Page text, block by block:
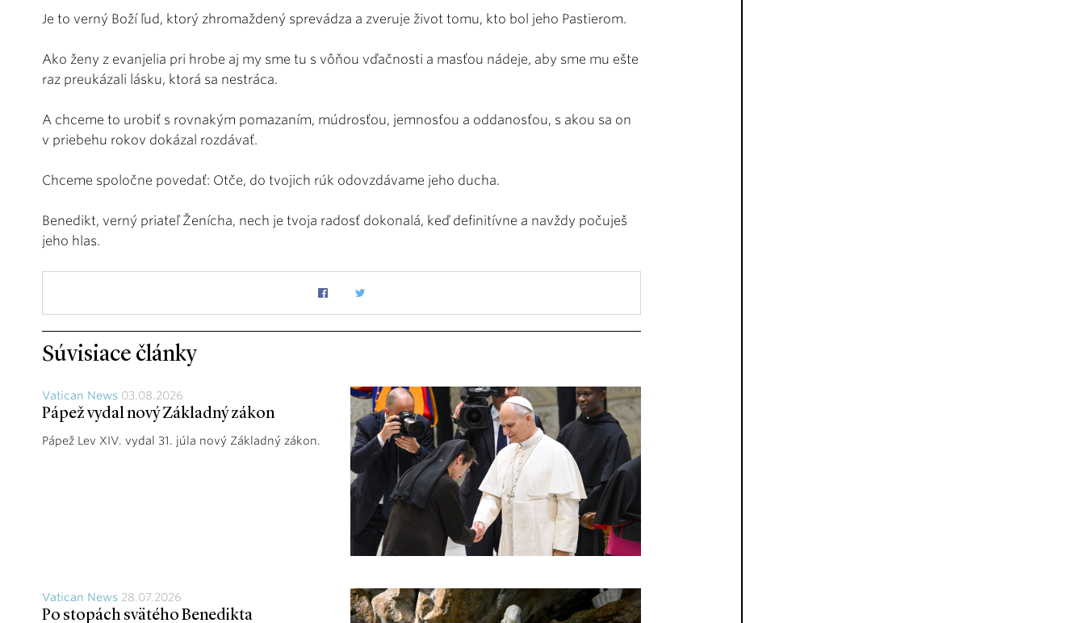
Je to verný Boží ľud, ktorý zhromaždený sprevádza a zveruje život tomu, kto bol jeho Pastierom.
Ako ženy z evanjelia pri hrobe aj my sme tu s vôňou vďačnosti a masťou nádeje, aby sme mu ešte
raz preukázali lásku, ktorá sa nestráca.
A chceme to urobiť s rovnakým pomazaním, múdrosťou, jemnosťou a oddanosťou, s akou sa on
v priebehu rokov dokázal rozdávať.
Chceme spoločne povedať: Otče, do tvojich rúk odovzdávame jeho ducha.
Benedikt, verný priateľ Ženícha, nech je tvoja radosť dokonalá, keď definitívne a navždy počuješ
jeho hlas.
Súvisiace články
Vatican News 03.08.2026
Pápež vydal nový Základný zákon
Pápež Lev XIV. vydal 31. júla nový Základný zákon.
Vatican News 28.07.2026
Po stopách svätého Benedikta